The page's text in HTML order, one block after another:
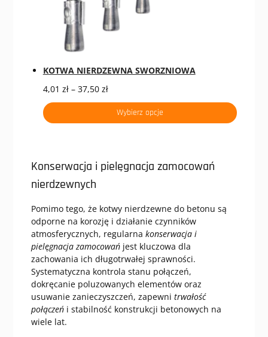
KOTWA NIERDZEWNA SWORZNIOWA
4,01 zł – 37,50 złZakres
cen:
od
4,01 zł
Wybierz opcje
Konserwacja i pielęgnacja zamocowań
nierdzewnych
Pomimo tego, że kotwy nierdzewne do betonu są
odporne na korozję i działanie czynników
atmosferycznych, regularna konserwacja i
pielęgnacja zamocowańjest kluczowa dla
zachowania ich długotrwałej sprawności.
Systematyczna kontrola stanu połączeń,
dokręcanie poluzowanych elementów oraz
usuwanie zanieczyszczeń, zapewni trwałość
połączeńi stabilność konstrukcji betonowych na
wiele lat.